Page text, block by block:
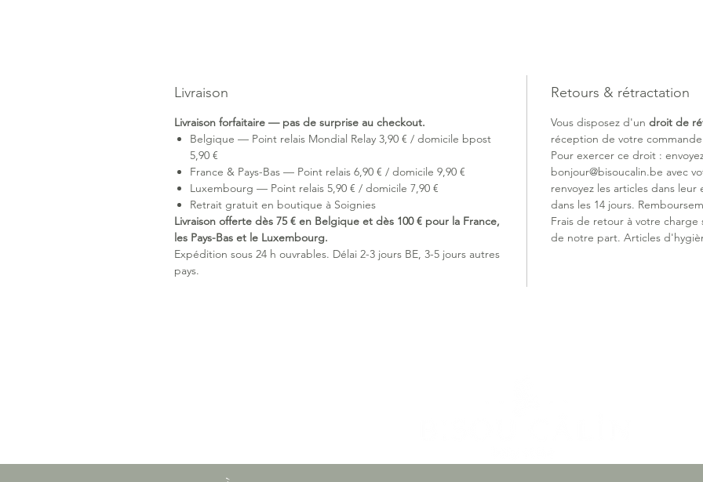
À la
1.
Double
la
réveiller.
2.
fermer
Livraison
Livraison forfaitaire — pas de surprise au checkout.
Belgique — Point relais Mondial Relay 3,90 € / domicile bpost
5,90 €
France & Pays-Bas — Point relais 6,90 € / domicile 9,90 €
Luxembourg — Point relais 5,90 € / domicile 7,90 €
Retrait gratuit en boutique à Soignies
Livraison offerte dès 75 € en Belgique et dès 100 € pour la France,
les Pays-Bas et le Luxembourg.
Expédition sous 24 h ouvrables. Délai 2-3 jours BE, 3-5 jours autres
pays.
Retours & rétractation
Vous disposez d'un droit de
réception de votre
Pour exercer ce droit :
bonjour@bisoucalin.be avec
renvoyez les articles dans
dans les 14 jours.
Frais de retour à votre
de notre part. Articles